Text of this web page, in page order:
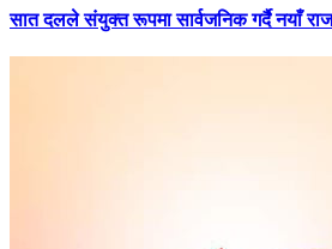
सातदलले संयुक्त रूपमा सार्वजनिक गर्दै नयाँ